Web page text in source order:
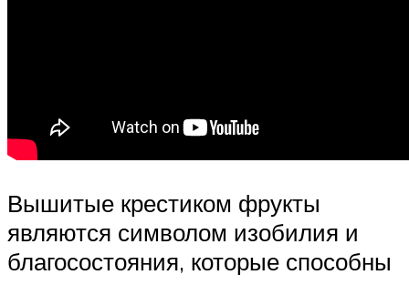
Вышитые крестиком фрукты
являются символом изобилия и
благосостояния, которые способны